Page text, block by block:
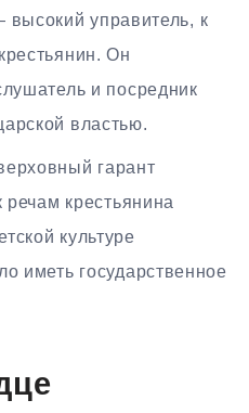
высокий управитель, к
Он
и посредник
властью.
гарант
речам крестьянина
культуре
иметь государственное